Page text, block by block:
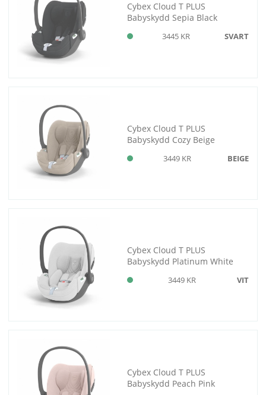
Cybex Cloud T PLUS
Babyskydd Sepia Black
3445 KR SVART
Cybex Cloud T PLUS
Babyskydd Cozy Beige
3449 KR BEIGE
Cybex Cloud T PLUS
Babyskydd Platinum White
3449 KR VIT
Cybex Cloud T PLUS
Babyskydd Peach Pink